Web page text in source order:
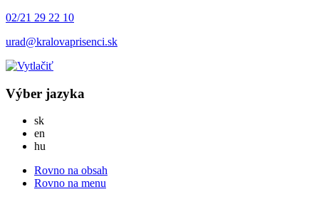
02/21 29 22 10
urad@kralovaprisenci.sk
Výber jazyka
skSlovensky
en
hu
Rovno na obsah
Rovno na menu